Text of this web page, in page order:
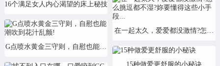
16个满足女人内心渴望的床上秘技
G点喷水黄金三守则，自慰也能潮吹到花汁乱颤!
在一起太久，爱爱都没激情?怎么
15种做爱更舒服的小秘诀